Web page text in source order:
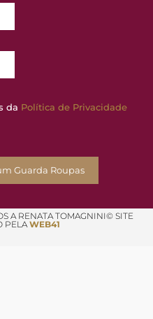
da Política de Privacidade
Guarda Roupas
A RENATA TOMAGNINI© SITE
PELA WEB41